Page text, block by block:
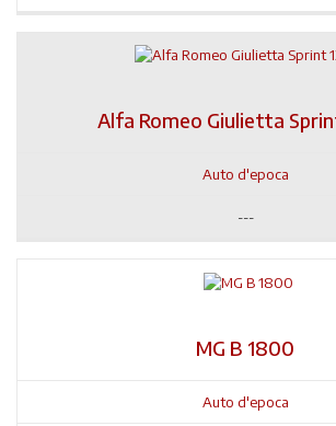
Alfa Romeo Giulietta
Auto d'epoca
---
MG B 1800
Auto d'epoca